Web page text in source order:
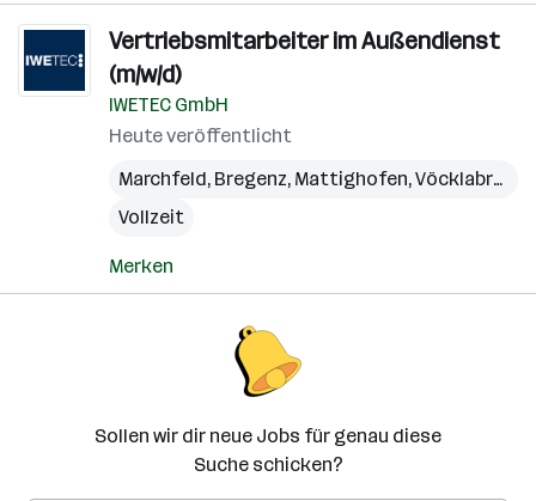
Vertriebsmitarbeiter im Außendienst
(m/w/d)
IWETEC GmbH
Heute veröffentlicht
Marchfeld, Bregenz, Mattighofen,Vöcklabruck
Vollzeit
Merken
Sollen wir dir neue Jobs für genau diese
Suche schicken?